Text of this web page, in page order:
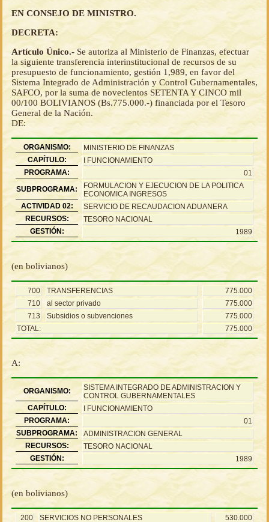
EN CONSEJO DE MINISTRO.
DECRETA:
Artículo Único.- Se autoriza al Ministerio de Finanzas, efectuar
la siguiente transferencia interinstitucional de recursos de su
presupuesto de funcionamiento, gestión 1,989, en favor del
Sistema Integrado de Administración y Control Gubernamentales,
SAFCO, por la suma de novecientos SETENTA Y CINCO mil
00/100 BOLIVIANOS (Bs.775.000.-) financiada por el Tesoro
General de la Nación.
DE:
ORGANISMO:
MINISTERIO DE FINANZAS
CAPÍTULO:
I FUNCIONAMIENTO
PROGRAMA:
01
SUBPROGRAMA:
FORMULACION Y EJECUCION DE LA POLITICA
ECONOMICA INGRESOS
ACTIVIDAD 02:
SERVICIO DE RECAUDACION ADUANERA
RECURSOS:
TESORO NACIONAL
GESTIÓN:
1989
(en bolivianos)
700 TRANSFERENCIAS
775.000
710
al sector privado
775.000
713
Subsidios o subvenciones
775.000
TOTAL:
775.000
A:
ORGANISMO:
SISTEMA INTEGRADO DE ADMINISTRACION Y
CONTROL GUBERNAMENTALES
CAPÍTULO:
I FUNCIONAMIENTO
PROGRAMA:
01
SUBPROGRAMA:
ADMINISTRACION GENERAL
RECURSOS:
TESORO NACIONAL
GESTIÓN:
1989
(en bolivianos)
200 SERVICIOS NO PERSONALES 530.000